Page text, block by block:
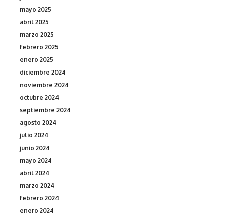
mayo 2025
abril 2025
marzo 2025
febrero 2025
enero 2025
diciembre 2024
noviembre 2024
octubre 2024
septiembre 2024
agosto 2024
julio 2024
junio 2024
mayo 2024
abril 2024
marzo 2024
febrero 2024
enero 2024